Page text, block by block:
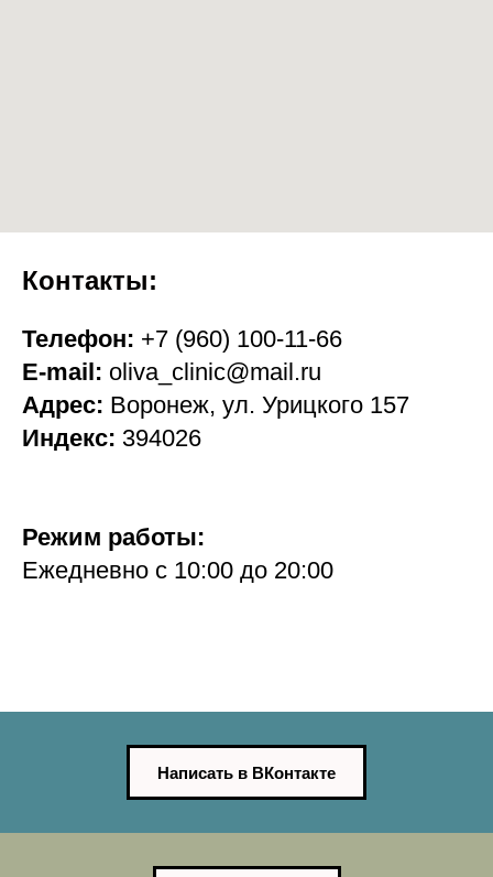
Контакты:
Телефон: +7 (960) 100-11-66
E-mail: oliva_clinic@mail.ru
Адрес: Воронеж, ул. Урицкого 157
Индекс: 394026
Режим работы:
Ежедневно с 10:00 до 20:00
Написать в ВКонтакте